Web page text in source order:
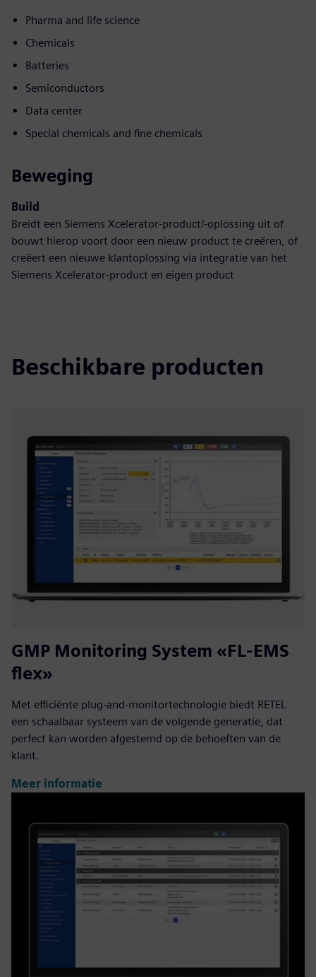
Pharma and life science
Chemicals
Batteries
Semiconductors
Data center
Special chemicals and fine chemicals
Beweging
Build
Breidt een Siemens Xcelerator-product/-oplossing uit of
bouwt hierop voort door een nieuw product te creëren, of
creëert een nieuwe klantoplossing via integratie van het
Siemens Xcelerator-product en eigen product
Beschikbare producten
GMP Monitoring System «FL-EMS
flex»
Met efficiënte plug-and-monitortechnologie biedt RETEL
een schaalbaar systeem van de volgende generatie, dat
perfect kan worden afgestemd op de behoeften van de
klant.
Meer informatie